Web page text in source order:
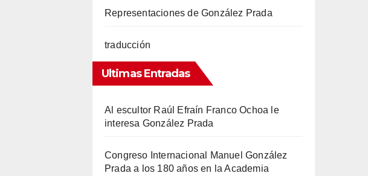
Representaciones de González Prada
traducción
Ultimas Entradas
Al escultor Raúl Efraín Franco Ochoa le
interesa González Prada
Congreso Internacional Manuel González
Prada a los 180 años en la Academia